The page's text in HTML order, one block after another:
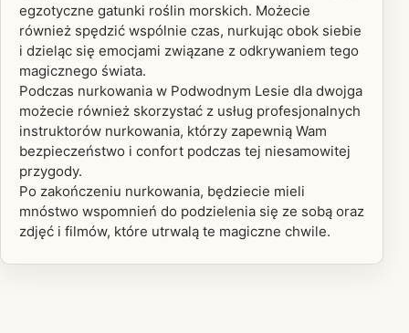
egzotyczne gatunki roślin morskich. Możecie
również spędzić wspólnie czas, nurkując obok siebie
i dzieląc się emocjami związane z odkrywaniem tego
magicznego świata.
Podczas nurkowania w Podwodnym Lesie dla dwojga
możecie również skorzystać z usług profesjonalnych
instruktorów nurkowania, którzy zapewnią Wam
bezpieczeństwo i confort podczas tej niesamowitej
przygody.
Po zakończeniu nurkowania, będziecie mieli
mnóstwo wspomnień do podzielenia się ze sobą oraz
zdjęć i filmów, które utrwalą te magiczne chwile.